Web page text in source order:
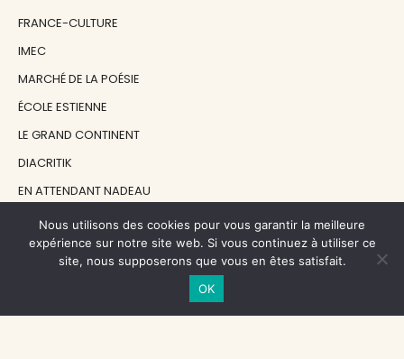
FRANCE-CULTURE
IMEC
MARCHÉ DE LA POÉSIE
ÉCOLE ESTIENNE
LE GRAND CONTINENT
DIACRITIK
EN ATTENDANT NADEAU
NOS SOUTIENS
Nous utilisons des cookies pour vous garantir la meilleure
expérience sur notre site web. Si vous continuez à utiliser ce
site, nous supposerons que vous en êtes satisfait.
OK